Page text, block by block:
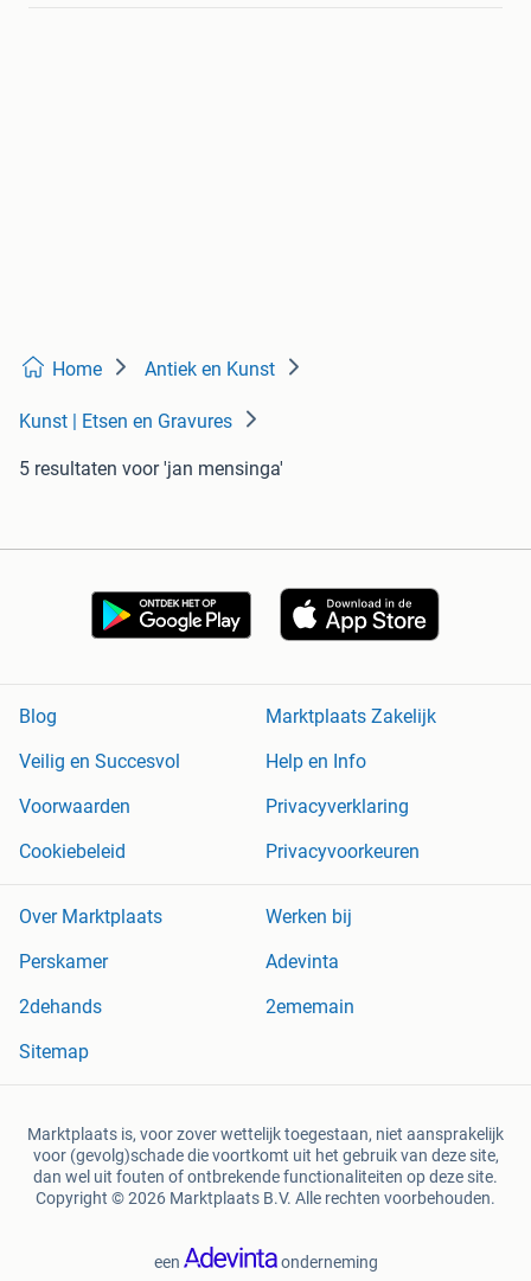
Home Antiek en Kunst
Kunst | Etsen en Gravures
5 resultaten voor 'jan mensinga'
Blog
Marktplaats Zakelijk
Veilig en Succesvol
Help en Info
Voorwaarden
Privacyverklaring
Cookiebeleid
Privacyvoorkeuren
Over Marktplaats
Werken bij
Perskamer
Adevinta
2dehands
2ememain
Sitemap
Marktplaats is, voor zover wettelijk toegestaan, niet aansprakelijk
voor (gevolg)schade die voortkomt uit het gebruik van deze site,
dan wel uit fouten of ontbrekende functionaliteiten op deze site.
Copyright © 2026 Marktplaats B.V. Alle rechten voorbehouden.
een onderneming